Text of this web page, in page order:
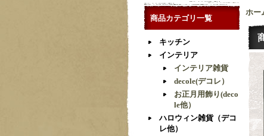
商品カテゴリ一覧
キッチン
インテリア
インテリア雑貨
decole(デコレ）
お正月用飾り(deco
le他）
ハロウィン雑貨（デコ
レ他）
ホー